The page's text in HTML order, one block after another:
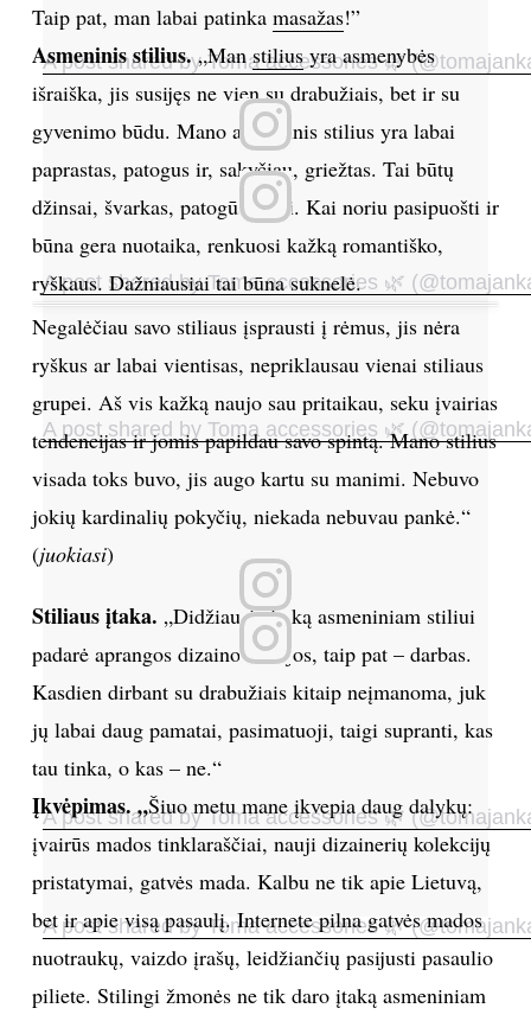
NAMAI
VIRTUVĖ
RECEPTAI
VAIKAI
NELAIMĖS
KONTAKTAI
PRENUMERUOK
NAUJIENLAIŠKĮ
Prenumeruodami portalą,
taisyklėmis
A post shared by Toma accessories 🌿
A post shared by Toma accessories 🌿
A post shared by Toma accessories 🌿
Taip pat, man labai patinka masažas!”
Asmeninis stilius.„Manstiliusyra asmenybės
išraiška, jis susijęs ne vien su drabužiais, bet ir su
gyvenimo būdu. Mano asmeninis stilius yra labai
paprastas, patogus ir, sakyčiau, griežtas. Tai būtų
džinsai, švarkas, patogūs batai. Kai noriu pasipuošti ir
būna gera nuotaika, renkuosi kažką romantiško,
ryškaus. Dažniausiai tai būna suknelė.
A post shared by Toma accessories 🌿
A post shared by Toma accessories 🌿
Negalėčiau savo stiliaus įsprausti į rėmus, jis nėra
ryškus ar labai vientisas, nepriklausau vienai stiliaus
grupei. Aš vis kažką naujo sau pritaikau, seku įvairias
tendencijas ir jomis papildau savo spintą. Mano stilius
visada toks buvo, jis augo kartu su manimi. Nebuvo
jokių kardinalių pokyčių, niekada nebuvau pankė.“
(juokiasi)
Stiliaus įtaka. „Didžiausią įtaką asmeniniam stiliui
padarė aprangos dizaino studijos, taip pat – darbas.
Kasdien dirbant su drabužiais kitaip neįmanoma, juk
jų labai daug pamatai, pasimatuoji, taigi supranti, kas
tau tinka, o kas – ne.“
Įkvėpimas. „Šiuo metu mane įkvepia daug dalykų:
įvairūs mados tinklaraščiai, nauji dizainerių kolekcijų
pristatymai, gatvės mada. Kalbu ne tik apie Lietuvą,
bet ir apie visą pasaulį. Internete pilna gatvės mados
nuotraukų, vaizdo įrašų, leidžiančių pasijusti pasaulio
piliete. Stilingi žmonės ne tik daro įtaką asmeniniam